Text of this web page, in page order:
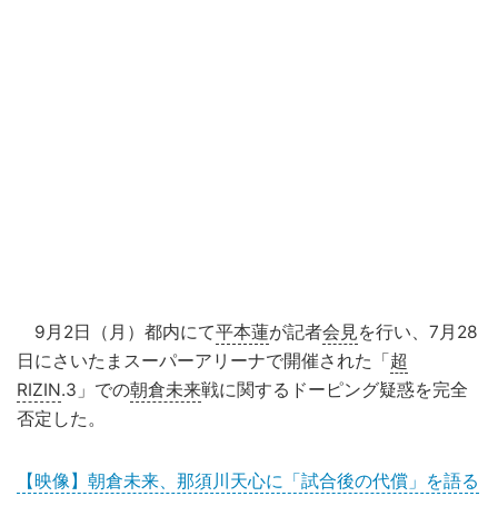
9月2日（月）都内にて平本蓮が記者会見を行い、7月28
日にさいたまスーパーアリーナで開催された「 超
RIZIN.3」での朝倉未来戦に関するドーピング疑惑を完全
否定した。
【映像】朝倉未来、那須川天心に「試合後の代償」を語る